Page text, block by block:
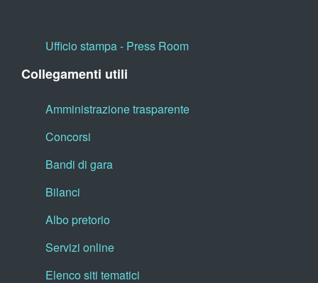
Ufficio stampa - Press Room
Collegamenti utili
Amministrazione trasparente
Concorsi
Bandi di gara
Bilanci
Albo pretorio
Servizi online
Elenco siti tematici